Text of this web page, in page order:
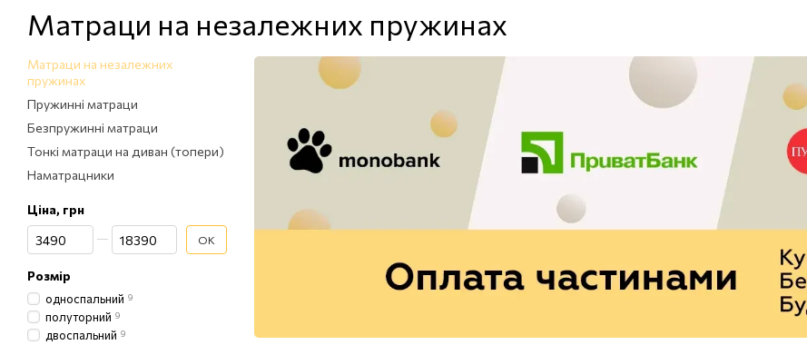
Матраци на незалежних пружинах
Матраци на незалежних
пружинах
Пружинні матраци
Безпружинні матраци
Тонкі матраци на диван (топери)
Наматрацники
Ціна, грн
От Ціна, грн
До Ціна, грн OK
Розмір
односпальний 9
полуторний 9
двоспальний 9